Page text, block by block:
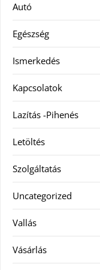
Autó
Egészség
Ismerkedés
Kapcsolatok
Lazítás -Pihenés
Letöltés
Szolgáltatás
Uncategorized
Vallás
Vásárlás